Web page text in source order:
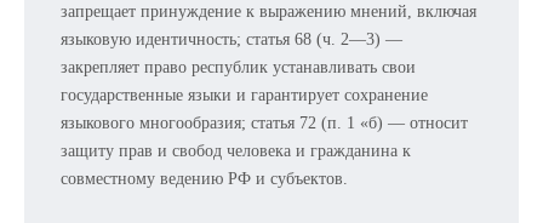
запрещает принуждение к выражению мнений, включая
языковую идентичность; статья 68 (ч. 2—3) —
закрепляет право республик устанавливать свои
государственные языки и гарантирует сохранение
языкового многообразия; статья 72 (п. 1 «б) — относит
защиту прав и свобод человека и гражданина к
совместному ведению РФ и субъектов.